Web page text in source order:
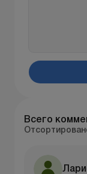
Всего